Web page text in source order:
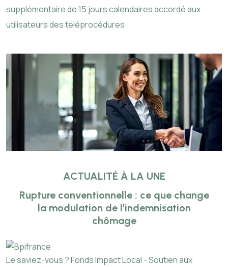
supplémentaire de 15 jours calendaires accordé aux
utilisateurs des téléprocédures.
ACTUALITÉ À LA UNE
Rupture conventionnelle : ce que change
la modulation de l’indemnisation
chômage
Le saviez-vous ?Fonds Impact Local - Soutien aux